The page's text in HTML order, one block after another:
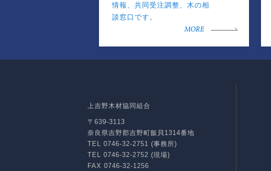
情報、共同受注調整、木の相
談窓口です。
MORE
上吉野木材協同組合
〒639-3113
奈良県吉野郡吉野町飯貝1314番地
TEL 0746-32-2751 (事務所)
TEL 0746-32-2752 (現場)
FAX 0746-32-1256